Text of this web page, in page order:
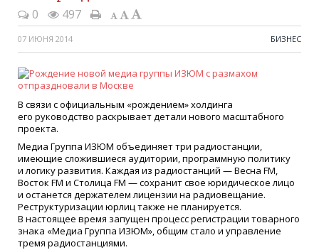
0 497
07 ИЮНЯ 2014 БИЗНЕС
В связи с официальным «рождением» холдинга
его руководство раскрывает детали нового масштабного
проекта.
Медиа Группа ИЗЮМ объединяет три радиостанции,
имеющие сложившиеся аудитории, программную политику
и логику развития. Каждая из радиостанций — Весна FM,
Восток FM и Столица FM — сохранит свое юридическое лицо
и останется держателем лицензии на радиовещание.
Реструктуризации юрлиц также не планируется.
В настоящее время запущен процесс регистрации товарного
знака «Медиа Группа ИЗЮМ», общим стало и управление
тремя радиостанциями.